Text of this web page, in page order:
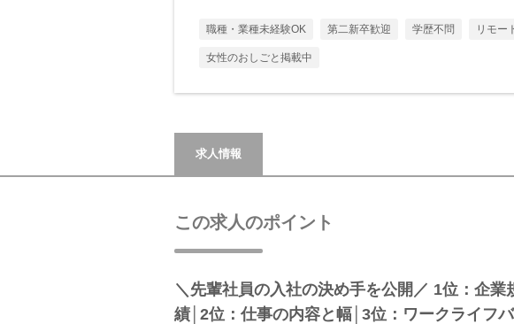
職種・業種未経験OK 第二新卒歓迎 学歴不問 リモー
女性のおしごと掲載中
求人情報
この求人のポイント
＼先輩社員の入社の決め手を公開／ 1位：企業
績│2位：仕事の内容と幅│3位：ワークライフ